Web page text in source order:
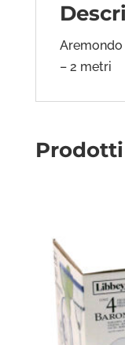
Aremondo
– 2 metri